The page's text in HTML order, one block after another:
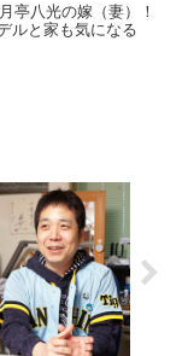
亭八光の嫁（妻）！
ルと家も気になる